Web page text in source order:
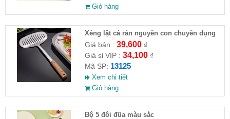
Giỏ hàng
Xẻng lật cá rán nguyên con chuyên dụng
nhà bếp( HĐ )
Giá bán : 39,600₫
Giá sỉ VIP : 34,100₫
Mã SP: 13125
Xem chi tiết
Giỏ hàng
Bộ 5 đôi đũa màu sắc